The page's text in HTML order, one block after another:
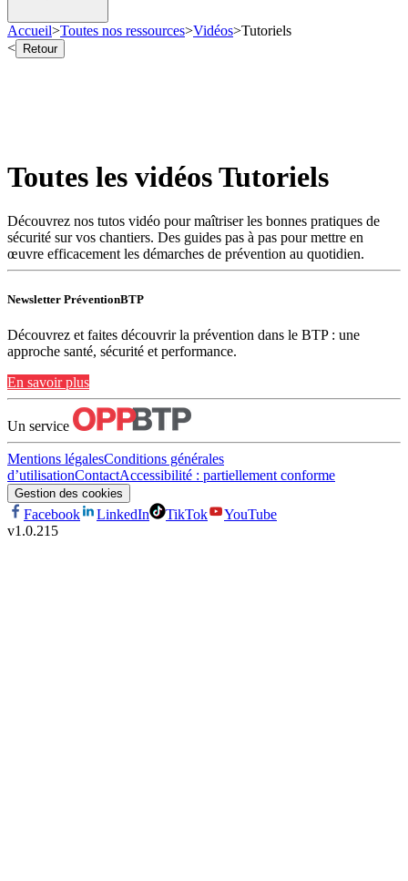
Accueil>Toutes nos ressources>Vidéos>Tutoriels
<
Retour
Toutes les vidéos Tutoriels
Découvrez nos tutos vidéo pour maîtriser les bonnes pratiques de
sécurité sur vos chantiers. Des guides pas à pas pour mettre en
œuvre efficacement les démarches de prévention au quotidien.
Newsletter PréventionBTP
Découvrez et faites découvrir la prévention dans le BTP : une
approche santé, sécurité et performance.
En savoir plus
Un service
Mentions légalesConditions générales
d’utilisationContactAccessibilité : partiellement conforme
Gestion des cookies
Facebook LinkedIn TikTok
YouTube
v1.0.215